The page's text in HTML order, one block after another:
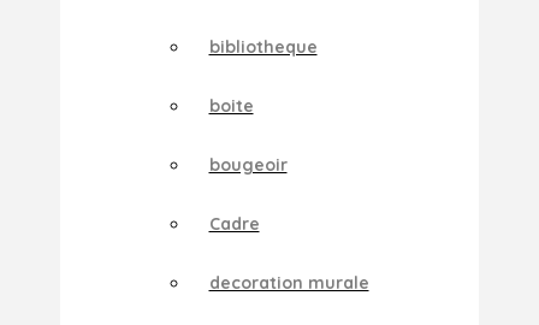
bibliotheque
boite
bougeoir
Cadre
decoration murale